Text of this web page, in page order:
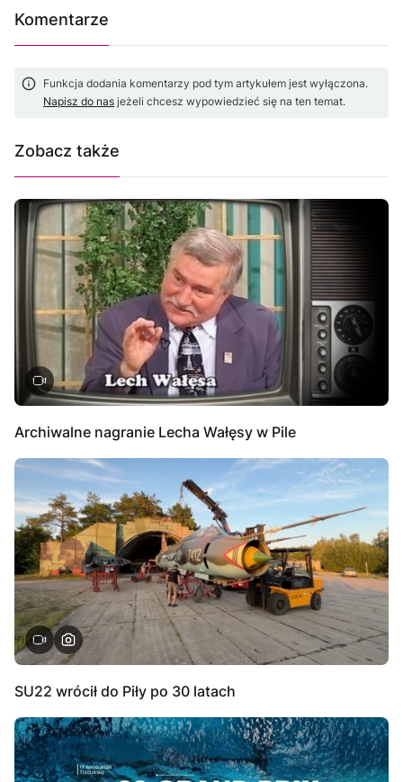
Komentarze
Funkcja dodania komentarzy pod tym artykułem jest wyłączona.
Napisz do nas jeżeli chcesz wypowiedzieć się na ten temat.
Zobacz także
Archiwalne nagranie Lecha Wałęsy w Pile
SU22 wrócił do Piły po 30 latach